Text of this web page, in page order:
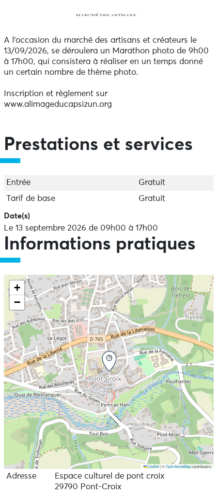
A l'occasion du marché des artisans et créateurs le
13/09/2026, se déroulera un Marathon photo de 9h00
à 17h00, qui consistera à réaliser en un temps donné
un certain nombre de thème photo.
Inscription et règlement sur
www.alimageducapsizun.org
Prestations et services
Entrée
Gratuit
Tarif de base
Gratuit
Date(s)
Le 13 septembre 2026 de 09h00 à 17h00
Informations pratiques
+
−
Leaflet |©OpenStreetMapcontributors
Adresse
Espace culturel de pont croix
29790 Pont-Croix